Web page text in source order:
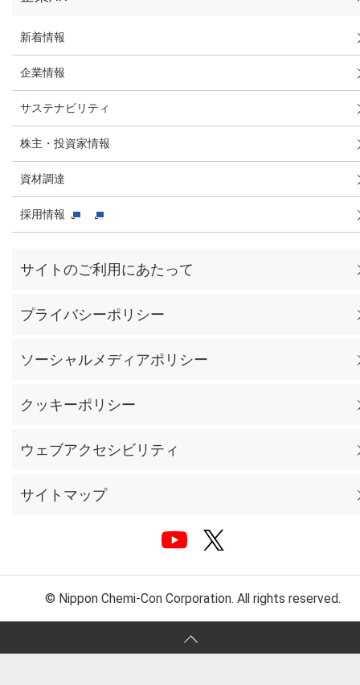
新着情報
企業情報
サステナビリティ
株主・投資家情報
資材調達
採用情報
サイトのご利用にあたって
プライバシーポリシー
ソーシャルメディアポリシー
クッキーポリシー
ウェブアクセシビリティ
サイトマップ
© Nippon Chemi-Con Corporation. All rights reserved.